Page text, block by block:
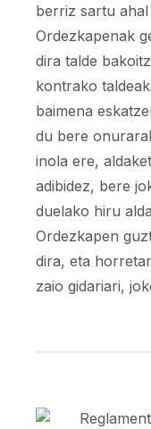
berriz sartu
Ordezkapenak
dira talde
kontrako
baimena
du bere
inola ere,
adibidez, bere
duelako hiru
Ordezkapen
dira, eta
zaio gidariari,